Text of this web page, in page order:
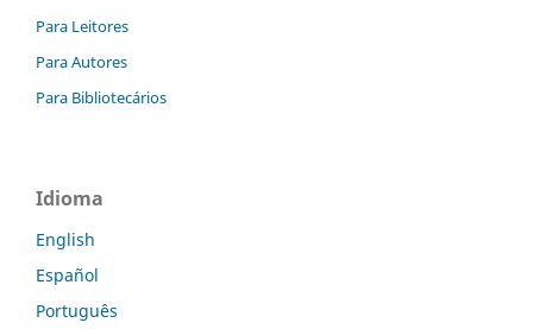
Para Leitores
Para Autores
Para Bibliotecários
Idioma
English
Español
Português